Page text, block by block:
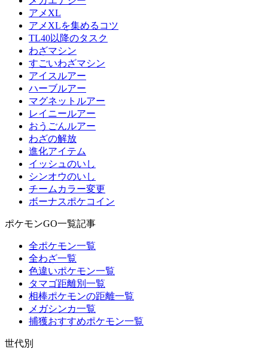
アメXL
アメXLを集めるコツ
TL40以降のタスク
わざマシン
すごいわざマシン
アイスルアー
ハーブルアー
マグネットルアー
レイニールアー
おうごんルアー
わざの解放
進化アイテム
イッシュのいし
シンオウのいし
チームカラー変更
ボーナスポケコイン
ポケモンGO一覧記事
全ポケモン一覧
全わざ一覧
色違いポケモン一覧
タマゴ距離別一覧
相棒ポケモンの距離一覧
メガシンカ一覧
捕獲おすすめポケモン一覧
世代別